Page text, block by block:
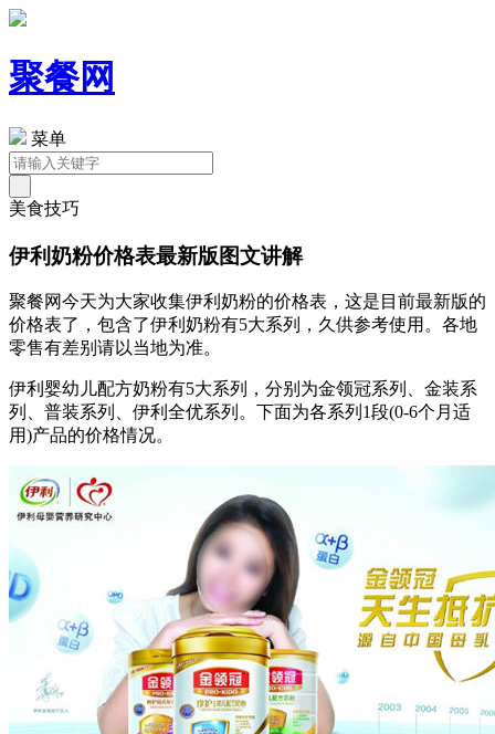
聚餐网
菜单
美食技巧
伊利奶粉价格表最新版图文讲解
聚餐网今天为大家收集伊利奶粉的价格表，这是目前最新版的
价格表了，包含了伊利奶粉有5大系列，久供参考使用。各地
零售有差别请以当地为准。
伊利婴幼儿配方奶粉有5大系列，分别为金领冠系列、金装系
列、普装系列、伊利全优系列。下面为各系列1段(0-6个月适
用)产品的价格情况。